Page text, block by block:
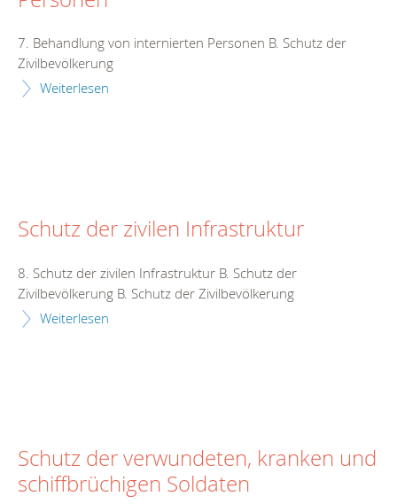
7. Behandlung von internierten Personen B. Schutz der
Zivilbevölkerung
Weiterlesen
Schutz der zivilen Infrastruktur
8. Schutz der zivilen Infrastruktur B. Schutz der
Zivilbevölkerung B. Schutz der Zivilbevölkerung
Weiterlesen
Schutz der verwundeten, kranken und
schiffbrüchigen Soldaten